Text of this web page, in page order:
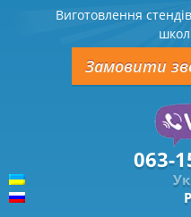
Виготовлення
Замовити
063-